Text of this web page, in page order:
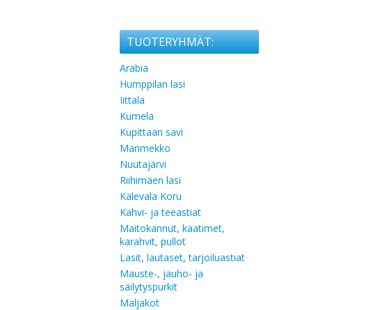
TUOTERYHMÄT:
Arabia
Humppilan lasi
Iittala
Kumela
Kupittaan savi
Marimekko
Nuutajärvi
Riihimäen lasi
Kalevala Koru
Kahvi- ja teeastiat
Maitokannut, kaatimet,
karahvit, pullot
Lasit, lautaset, tarjoiluastiat
Mauste-, jauho- ja
säilytyspurkit
Maljakot